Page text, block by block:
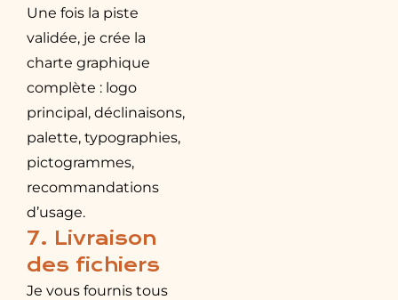
Une fois la piste
validée, je crée la
charte graphique
complète : logo
principal, déclinaisons,
palette, typographies,
pictogrammes,
recommandations
d’usage.
7. Livraison
des fichiers
Je vous fournis tous